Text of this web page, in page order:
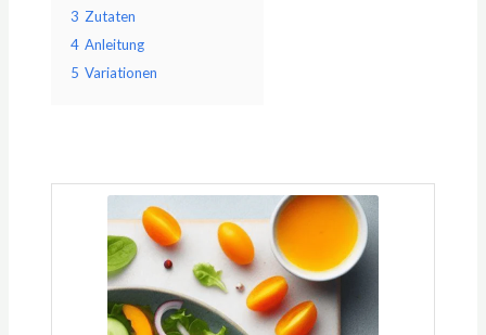
3 Zutaten
4 Anleitung
5 Variationen